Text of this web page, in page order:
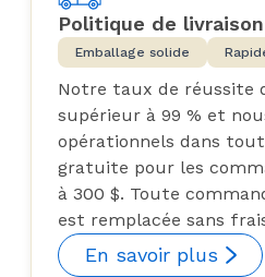
Politique de
Emballage solide
Notre taux de réussite
supérieur à 99 % et
opérationnels dans
gratuite pour les
à 300 $. Toute
est remplacée sans
En savoir plus